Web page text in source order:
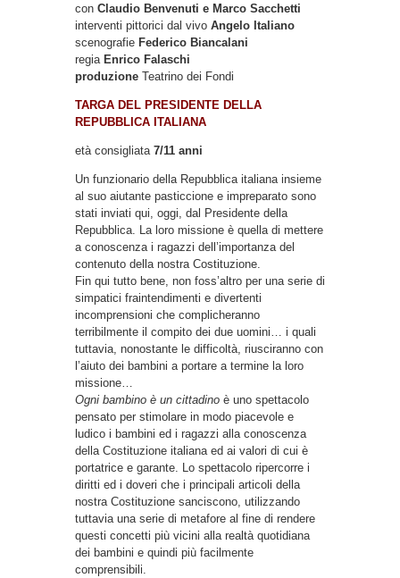
con Claudio Benvenuti e Marco Sacchetti
interventi pittorici dal vivo Angelo Italiano
scenografie Federico Biancalani
regia Enrico Falaschi
produzione Teatrino dei Fondi
TARGA DEL PRESIDENTE DELLA
REPUBBLICA ITALIANA
età consigliata 7/11 anni
Un funzionario della Repubblica italiana insieme
al suo aiutante pasticcione e impreparato sono
stati inviati qui, oggi, dal Presidente della
Repubblica. La loro missione è quella di mettere
a conoscenza i ragazzi dell’importanza del
contenuto della nostra Costituzione.
Fin qui tutto bene, non foss’altro per una serie di
simpatici fraintendimenti e divertenti
incomprensioni che complicheranno
terribilmente il compito dei due uomini… i quali
tuttavia, nonostante le difficoltà, riusciranno con
l’aiuto dei bambini a portare a termine la loro
missione…
Ogni bambino è un cittadino è uno spettacolo
pensato per stimolare in modo piacevole e
ludico i bambini ed i ragazzi alla conoscenza
della Costituzione italiana ed ai valori di cui è
portatrice e garante. Lo spettacolo ripercorre i
diritti ed i doveri che i principali articoli della
nostra Costituzione sanciscono, utilizzando
tuttavia una serie di metafore al fine di rendere
questi concetti più vicini alla realtà quotidiana
dei bambini e quindi più facilmente
comprensibili.